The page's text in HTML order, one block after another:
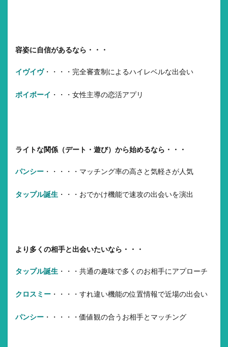
容姿に自信があるなら・・・
イヴイヴ ・・・・完全審査制によるハイレベルな出会い
ポイボーイ ・・・女性主導の恋活アプリ
ライトな関係（デート・遊び）から始めるなら・・・
パンシー ・・・・・マッチング率の高さと気軽さが人気
タップル誕生 ・・・おでかけ機能で速攻の出会いを演出
より多くの相手と出会いたいなら・・・
タップル誕生 ・・・共通の趣味で多くのお相手にアプローチ
クロスミー ・・・・すれ違い機能の位置情報で近場の出会い
パンシー ・・・・・価値観の合うお相手とマッチング